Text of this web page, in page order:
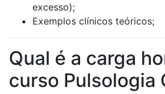
excesso);
Exemplos clínicos teóricos;
Qual é a carga
curso Pulsologia